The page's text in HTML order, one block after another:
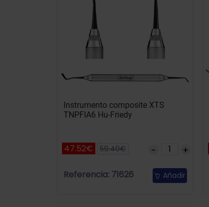
Instrumento composite XTS
TNPFIA6 Hu-Friedy
47.52€ 59.40€
Referencia: 71626 Añadir